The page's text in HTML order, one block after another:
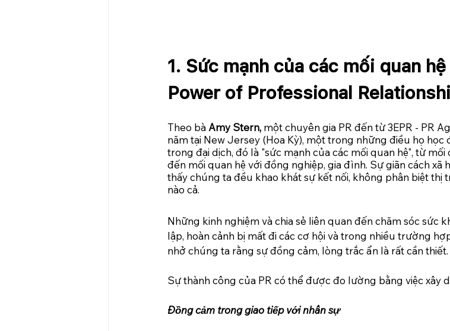
1. Sức mạnh của các mối quan
Power of Professional
Theo bà Amy Stern, một chuyên gia PR đến từ 3EPR - PR
năm tại New Jersey (Hoa Kỳ), một trong những điều họ học
trong đại dịch, đó là "sức mạnh của các mối quan hệ", từ mối
đến mối quan hệ với đồng nghiệp, gia đình. Sự giãn cách xã
thấy chúng ta đều khao khát sự kết nối, không phân biệt thị
nào cả.
Những kinh nghiệm và chia sẻ liên quan đến chăm sóc sức
lập, hoàn cảnh bị mất đi các cơ hội và trong nhiều trường
nhở chúng ta rằng sự đồng cảm, lòng trắc ẩn là rất cần thiết.
Sự thành công của PR có thể được đo lường bằng việc xây
Đồng cảm trong giao tiếp với nhân sự